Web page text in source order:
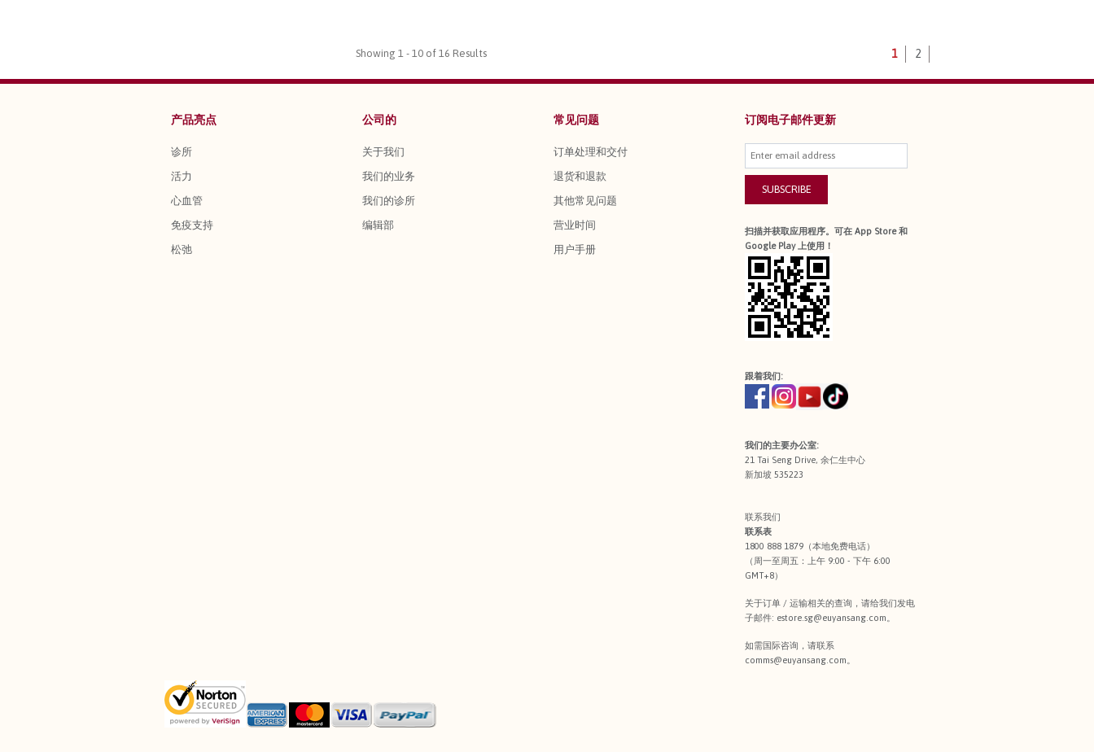
Showing 1 - 10 of 16 Results 1 2
产品亮点
诊所
活力
心血管
免疫支持
松弛
公司的
关于我们
我们的业务
我们的诊所
编辑部
常见问题
订单处理和交付
退货和退款
其他常见问题
营业时间
用户手册
订阅电子邮件更新
SUBSCRIBE
扫描并获取应用程序。可在 App Store 和
Google Play 上使用！
跟着我们:
我们的主要办公室:
21 Tai Seng Drive, 余仁生中心
新加坡 535223
联系我们
联系表
1800 888 1879（本地免费电话）
（周一至周五：上午 9:00 - 下午 6:00
GMT+8）
关于订单 / 运输相关的查询，请给我们发电
子邮件: estore.sg@euyansang.com
如需国际咨询，请联系
comms@euyansang.com